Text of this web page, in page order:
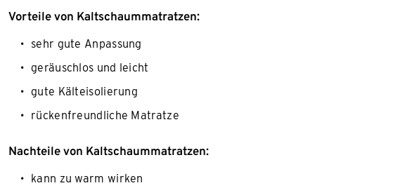
Vorteile von Kaltschaummatratzen:
sehr gute Anpassung
geräuschlos und leicht
gute Kälteisolierung
rückenfreundliche Matratze
Nachteile von Kaltschaummatratzen:
kann zu warm wirken